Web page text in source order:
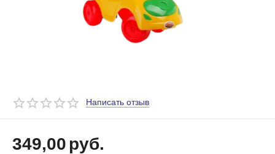
Написать отзыв
349,00руб.